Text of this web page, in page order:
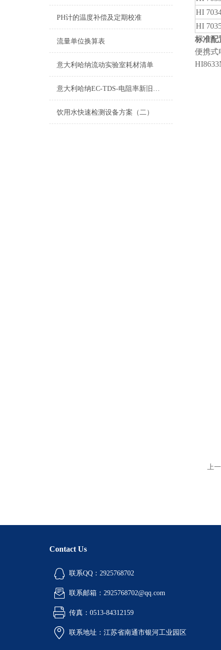
PH计的温度补偿及定期校准
流量单位换算表
意大利哈纳流动实验室耗材清单
意大利哈纳EC-TDS-电阻率新旧型号对照表2015
饮用水快速检测设备方案（二）
HI
HI
标准配
便携式
上
Contact Us
联系QQ：2925768702
联系邮箱：2925768702@qq.com
传真：0513-84312159
联系地址：江苏省南通市银河工业园区